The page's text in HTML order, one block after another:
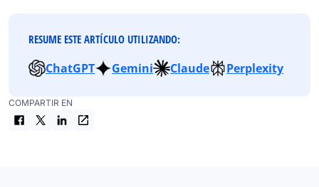
RESUME ESTE ARTÍCULO UTILIZANDO:
ChatGPT Gemini Claude Perplexity
COMPARTIR EN